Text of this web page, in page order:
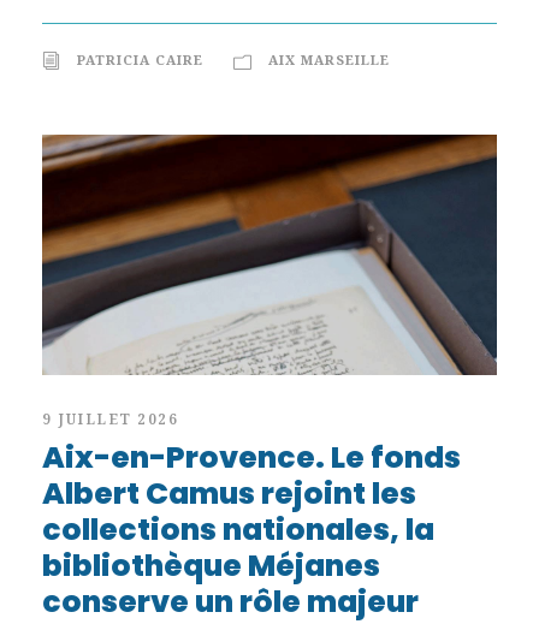
PATRICIA CAIRE AIX MARSEILLE
9 JUILLET 2026
Aix-en-Provence. Le fonds
Albert Camus rejoint les
collections nationales, la
bibliothèque Méjanes
conserve un rôle majeur